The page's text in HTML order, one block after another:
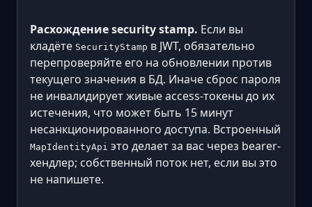
Расхождение security stamp. Если вы
кладёте SecurityStamp в JWT, обязательно
перепроверяйте его на обновлении против
текущего значения в БД. Иначе сброс пароля
не инвалидирует живые access-токены до их
истечения, что может быть 15 минут
несанкционированного доступа. Встроенный
MapIdentityApi это делает за вас через bearer-
хендлер; собственный поток нет, если вы это
не напишете.